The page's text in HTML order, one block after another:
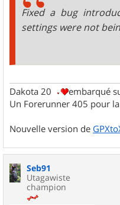
Fixed a bug
settings were not
Dakota 20
embarqué
Un Forerunner 405 pour la
Nouvelle version de
Seb91
Utagawiste
champion